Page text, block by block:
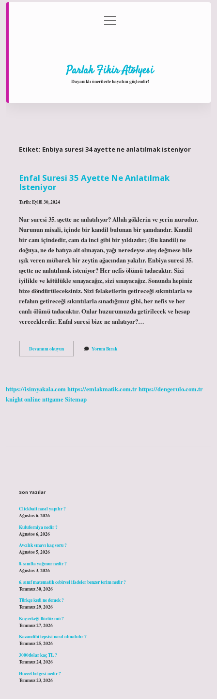
Gizlilik Politikası
menüyü
aç
Parlak Fikir Atölyesi
Dayanıklı önerilerle hayatını güçlendir!
Etiket: Enbiya suresi 34 ayette ne anlatılmak isteniyor
Enfal Suresi 35 Ayette Ne Anlatılmak
Isteniyor
Tarih: Eylül 30, 2024
Nur suresi 35. ayette ne anlatılıyor? Allah göklerin ve yerin nurudur.
Nurunun misali, içinde bir kandil bulunan bir şamdandır. Kandil
bir cam içindedir, cam da inci gibi bir yıldızdır; (Bu kandil) ne
doğuya, ne de batıya ait olmayan, yağı neredeyse ateş değmese bile
ışık veren mübarek bir zeytin ağacından yakılır. Enbiya suresi 35.
ayette ne anlatılmak isteniyor? Her nefis ölümü tadacaktır. Sizi
iyilikle ve kötülükle sınayacağız, sizi sınayacağız. Sonunda hepiniz
bize döndürüleceksiniz. Sizi felaketlerin getireceği sıkıntılarla ve
refahın getireceği sıkıntılarla sınadığımız gibi, her nefis ve her
canlı ölümü tadacaktır. Onlar huzurumuzda getirilecek ve hesap
vereceklerdir. Enfal suresi bize ne anlatıyor?…
Devamını okuyunEnfal
Suresi
Isteniyor
Yorum Bırak
https://isimyakala.comhttps://emlakmatik.com.trhttps://dengerulo.com.tr
knight onlinenttgameSitemap
Son Yazılar
Clickbait nasıl yapılır ?
Ağustos 6, 2026
Kuluforniya nedir ?
Ağustos 6, 2026
Avcılık sınavı kaç soru ?
Ağustos 5, 2026
8. sınıfta yağmur nedir ?
Ağustos 3, 2026
6. sınıf matematik cebirsel ifadeler benzer terim nedir ?
Temmuz 30, 2026
Türkçe kedi ne demek ?
Temmuz 29, 2026
Koç erkeği flörtöz mü ?
Temmuz 27, 2026
Kazandibi tepsisi nasıl olmalıdır ?
Temmuz 25, 2026
3000dolar kaç TL ?
Temmuz 24, 2026
Hüccet belgesi nedir ?
Temmuz 23, 2026